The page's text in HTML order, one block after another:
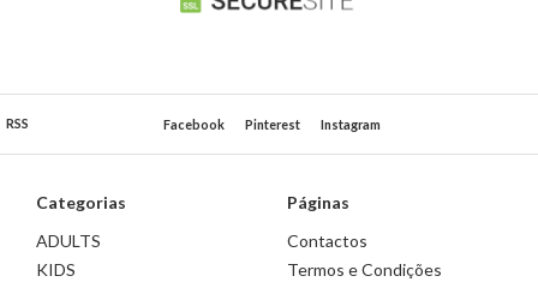
Facebook Pinterest Instagram
RSS
Categorias
ADULTS
KIDS
Páginas
Contactos
Termos e Condições